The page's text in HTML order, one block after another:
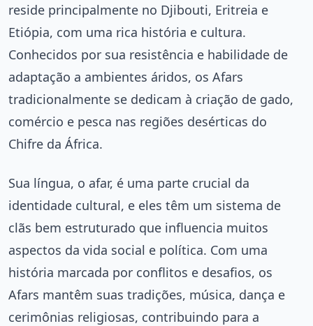
reside principalmente no Djibouti, Eritreia e
Etiópia, com uma rica história e cultura.
Conhecidos por sua resistência e habilidade de
adaptação a ambientes áridos, os Afars
tradicionalmente se dedicam à criação de gado,
comércio e pesca nas regiões desérticas do
Chifre da África.
Sua língua, o afar, é uma parte crucial da
identidade cultural, e eles têm um sistema de
clãs bem estruturado que influencia muitos
aspectos da vida social e política. Com uma
história marcada por conflitos e desafios, os
Afars mantêm suas tradições, música, dança e
cerimônias religiosas, contribuindo para a